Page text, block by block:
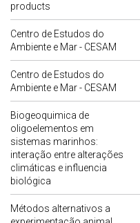
products
Centro de Estudos do
Ambiente e Mar - CESAM
Centro de Estudos do
Ambiente e Mar - CESAM
Biogeoquimica de
oligoelementos em
sistemas marinhos:
interação entre alterações
climáticas e influencia
biológica
Métodos alternativos a